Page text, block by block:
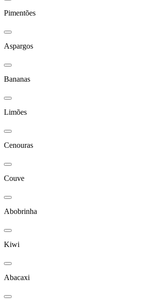
Pimentões
Aspargos
Bananas
Limões
Cenouras
Couve
Abobrinha
Kiwi
Abacaxi